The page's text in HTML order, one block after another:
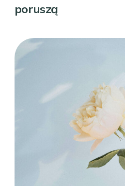
poruszą